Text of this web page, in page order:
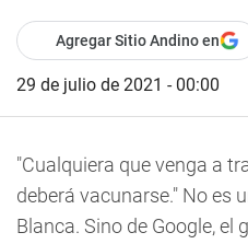
Agregar Sitio Andino en
29 de julio de 2021 - 00:00
"Cualquiera que venga a
deberá vacunarse." No es
Blanca. Sino de Google, el